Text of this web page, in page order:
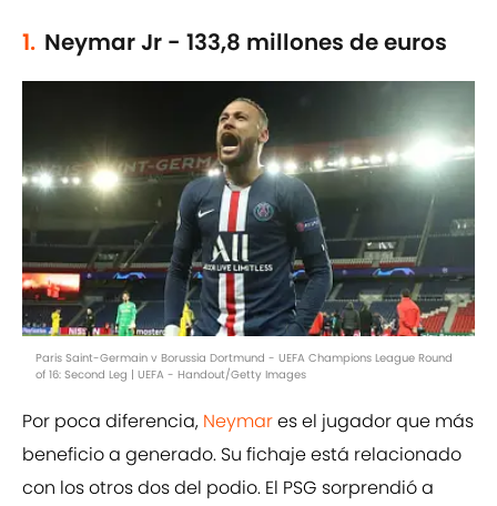
1. Neymar Jr - 133,8 millones de euros
Paris Saint-Germain v Borussia Dortmund - UEFA Champions League Round
of 16: Second Leg | UEFA - Handout/Getty Images
Por poca diferencia, Neymares el jugador que más
beneficio a generado. Su fichaje está relacionado
con los otros dos del podio. El PSG sorprendió a